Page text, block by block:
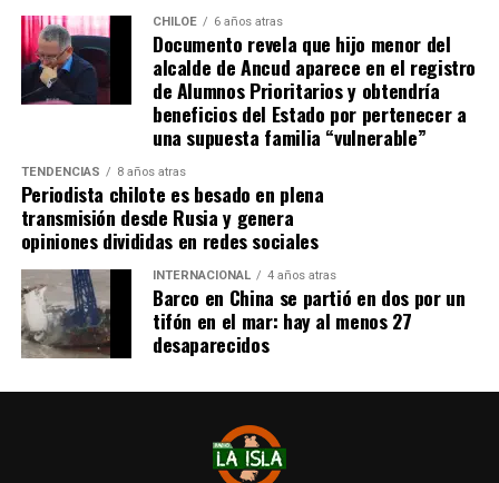
CHILOE 6 años atras
Documento revela que hijo menor del
alcalde de Ancud aparece en el registro
de Alumnos Prioritarios y obtendría
beneficios del Estado por pertenecer a
una supuesta familia “vulnerable”
TENDENCIAS 8 años atras
Periodista chilote es besado en plena
transmisión desde Rusia y genera
opiniones divididas en redes sociales
INTERNACIONAL 4 años atras
Barco en China se partió en dos por un
tifón en el mar: hay al menos 27
desaparecidos